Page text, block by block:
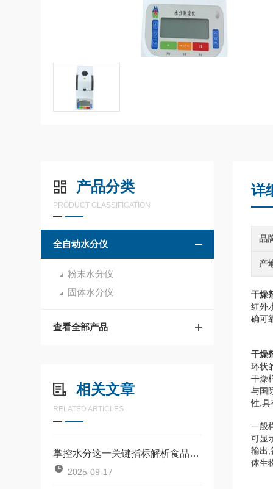
产品分类
PRODUCT CLASSIFICATION
全自动水分仪
粉末水分仪
固体水分仪
查看全部产品
相关文章
RELATED ARTICLES
掌控水分这一关键指标解析食品水分测定仪与食品质量基石
2025-09-17
详
品
产
干燥
红外
确可
干燥
环状
干燥
与国
性,具
一般
可显
输出,
体生